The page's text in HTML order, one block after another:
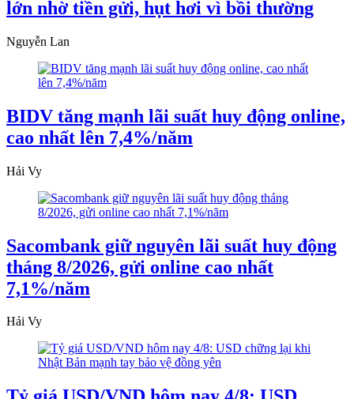
lớn nhờ tiền gửi, hụt hơi vì bồi thường
Nguyễn Lan
BIDV tăng mạnh lãi suất huy động online,
cao nhất lên 7,4%/năm
Hải Vy
Sacombank giữ nguyên lãi suất huy động
tháng 8/2026, gửi online cao nhất
7,1%/năm
Hải Vy